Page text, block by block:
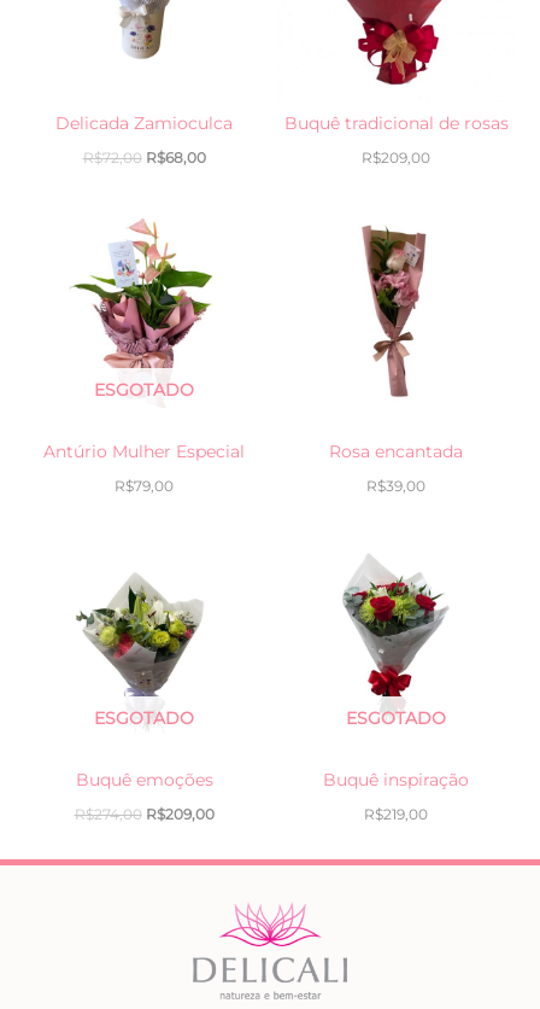
Delicada Zamioculca
R$72,00 R$68,00
Buquê tradicional de rosas
R$209,00
ESGOTADO
Antúrio Mulher Especial
R$79,00
Rosa encantada
R$39,00
ESGOTADO
Buquê emoções
R$274,00
original
era:
R$274,00.
R$209,00
ESGOTADO
Buquê inspiração
R$219,00